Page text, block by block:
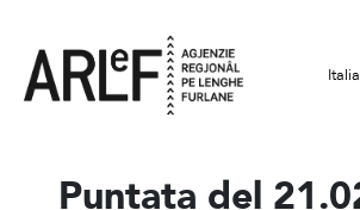
Puntata del